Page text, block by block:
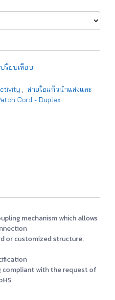
ปรียบเทียบ
, สายใยแก้วนำแสงและ
Cord - Duplex
mechanism which allows
or customized structure.
compliant with the request of